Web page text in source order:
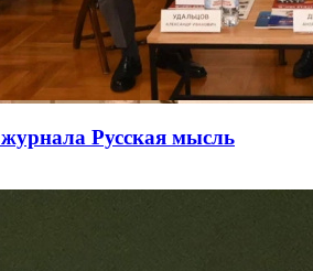
Русская мысль